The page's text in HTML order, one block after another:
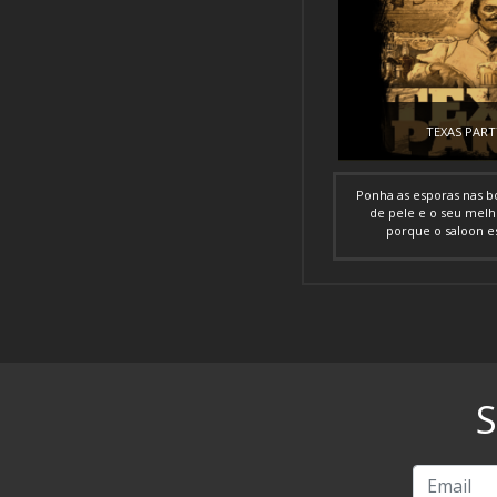
TEXAS
Ponha as esporas nas
de pele e o seu
porque o saloon